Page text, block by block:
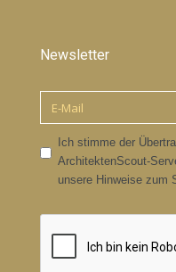
Newsletter
Ich stimme der
ArchitektenScout-
unsere Hinweise zum